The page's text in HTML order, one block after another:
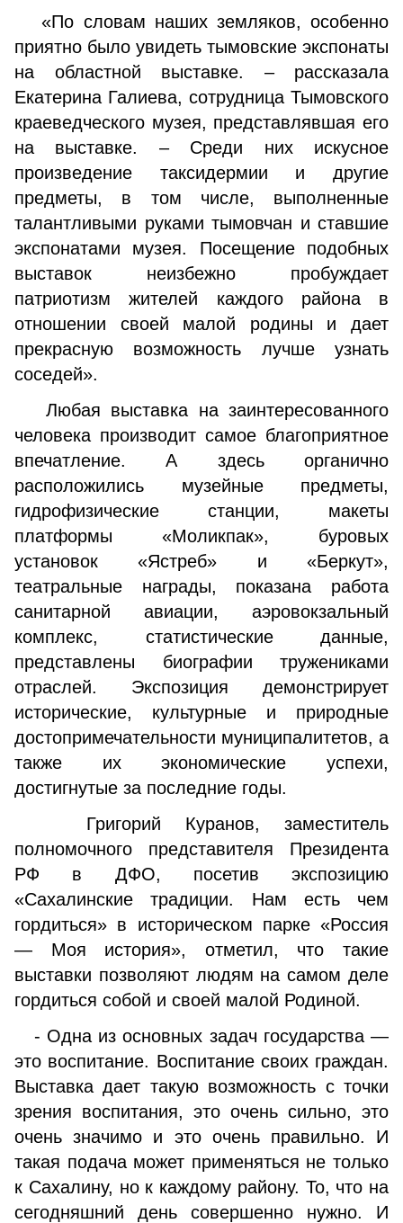
«По словам наших земляков, особенно
приятно было увидеть тымовские экспонаты
на областной выставке. – рассказала
Екатерина Галиева, сотрудница Тымовского
краеведческого музея, представлявшая его
на выставке. – Среди них искусное
произведение таксидермии и другие
предметы, в том числе, выполненные
талантливыми руками тымовчан и ставшие
экспонатами музея. Посещение подобных
выставок неизбежно пробуждает
патриотизм жителей каждого района в
отношении своей малой родины и дает
прекрасную возможность лучше узнать
соседей».
Любая выставка на заинтересованного
человека производит самое благоприятное
впечатление. А здесь органично
расположились музейные предметы,
гидрофизические станции, макеты
платформы «Моликпак», буровых
установок «Ястреб» и «Беркут»,
театральные награды, показана работа
санитарной авиации, аэровокзальный
комплекс, статистические данные,
представлены биографии тружениками
отраслей. Экспозиция демонстрирует
исторические, культурные и природные
достопримечательности муниципалитетов, а
также их экономические успехи,
достигнутые за последние годы.
Григорий Куранов, заместитель
полномочного представителя Президента
РФ в ДФО, посетив экспозицию
«Сахалинские традиции. Нам есть чем
гордиться» в историческом парке «Россия
— Моя история», отметил, что такие
выставки позволяют людям на самом деле
гордиться собой и своей малой Родиной.
- Одна из основных задач государства —
это воспитание. Воспитание своих граждан.
Выставка дает такую возможность с точки
зрения воспитания, это очень сильно, это
очень значимо и это очень правильно. И
такая подача может применяться не только
к Сахалину, но к каждому району. То, что на
сегодняшний день совершенно нужно. И